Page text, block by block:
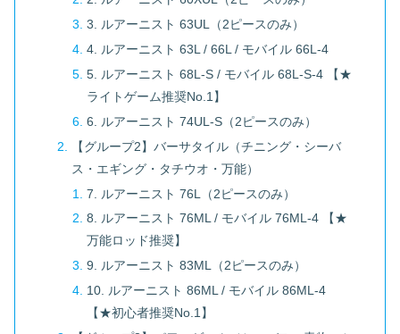
3. ルアーニスト 63UL（2ピースのみ）
4. ルアーニスト 63L / 66L / モバイル 66L-4
5. ルアーニスト 68L-S / モバイル 68L-S-4 【★
ライトゲーム推奨No.1】
6. ルアーニスト 74UL-S（2ピースのみ）
【グループ2】バーサタイル（チニング・シーバ
ス・エギング・タチウオ・万能）
7. ルアーニスト 76L（2ピースのみ）
8. ルアーニスト 76ML / モバイル 76ML-4 【★
万能ロッド推奨】
9. ルアーニスト 83ML（2ピースのみ）
10. ルアーニスト 86ML / モバイル 86ML-4
【★初心者推奨No.1】